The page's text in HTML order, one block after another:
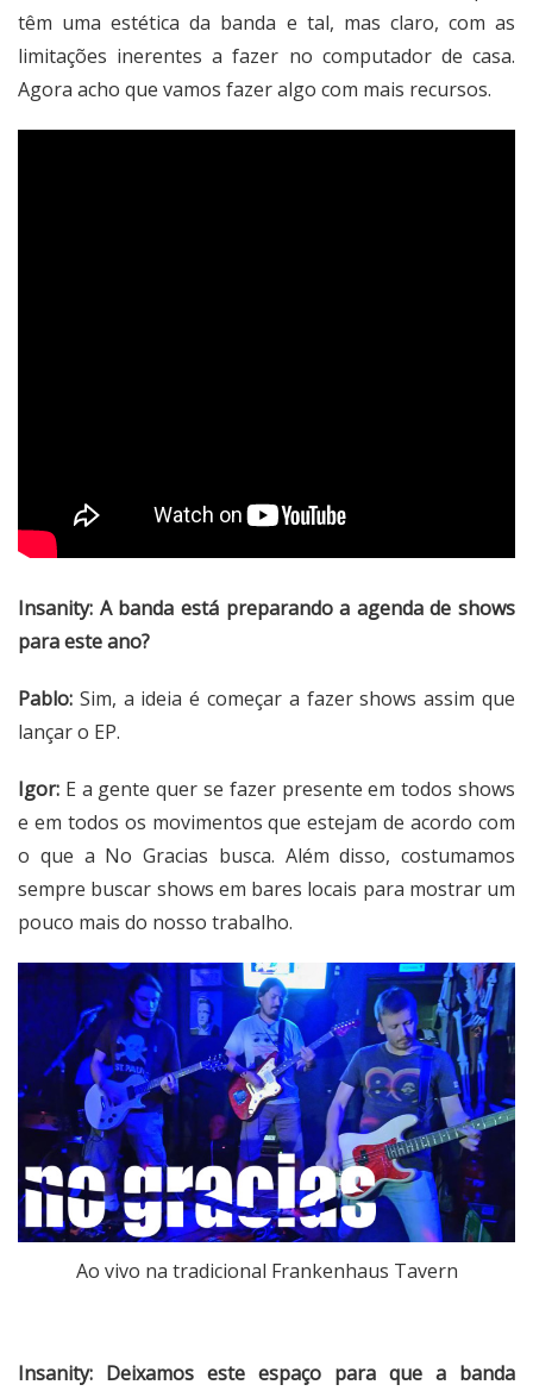
têm uma estética da banda e tal, mas claro, com as
limitações inerentes a fazer no computador de casa.
Agora acho que vamos fazer algo com mais recursos.
Insanity: A banda está preparando a agenda de shows
para este ano?
Pablo: Sim, a ideia é começar a fazer shows assim que
lançar o EP.
Igor: E a gente quer se fazer presente em todos shows
e em todos os movimentos que estejam de acordo com
o que a No Gracias busca. Além disso, costumamos
sempre buscar shows em bares locais para mostrar um
pouco mais do nosso trabalho.
Ao vivo na tradicional Frankenhaus Tavern
Insanity: Deixamos este espaço para que a banda